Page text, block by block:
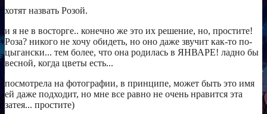
хотят назвать Розой.
и я не в восторге.. конечно же это их решение, но, простите!
Роза? никого не хочу обидеть, но оно даже звучит как-то по-
цыгански... тем более, что она родилась в ЯНВАРЕ! ладно бы
весной, когда цветы есть...
посмотрела на фотографии, в принципе, может быть это имя
ей даже подходит, но мне все равно не очень нравится эта
затея... простите)